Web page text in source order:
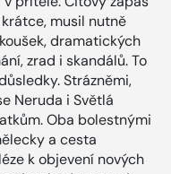
musil nutně
dramatických
zrad i skandálů. To
Strázněmi,
Neruda i Světlá
Oba bolestnými
a cesta
k objevení nových